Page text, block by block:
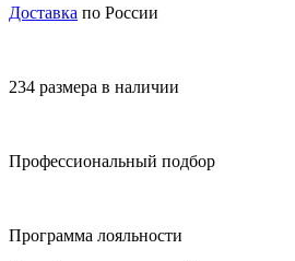
Доставка по России
234 размера в наличии
Профессиональный подбор
Программа лояльности